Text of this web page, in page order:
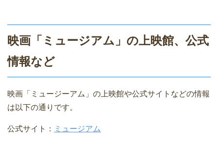
映画「ミュージアム」の上映館、公式
情報など
映画「ミュージーアム」の上映館や公式サイトなどの情報
は以下の通りです。
公式サイト： ミュージアム